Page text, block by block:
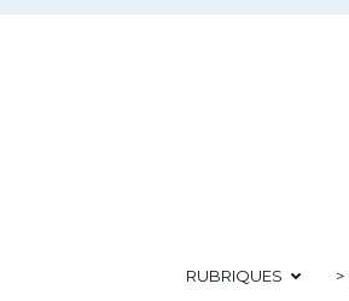
Aller
RUBRIQUES >